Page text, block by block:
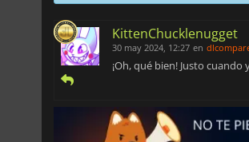
KittenChucklenugget
30 may 2024, 12:27 en
¡Oh, qué bien! Justo